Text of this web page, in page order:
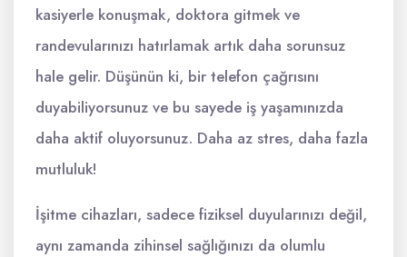
kasiyerle konuşmak, doktora gitmek ve
randevularınızı hatırlamak artık daha sorunsuz
hale gelir. Düşünün ki, bir telefon çağrısını
duyabiliyorsunuz ve bu sayede iş yaşamınızda
daha aktif oluyorsunuz. Daha az stres, daha fazla
mutluluk!
İşitme cihazları, sadece fiziksel duyularınızı değil,
aynı zamanda zihinsel sağlığınızı da olumlu